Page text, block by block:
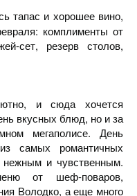
тапас и хорошее вино,
комплименты от
сет, резерв столов,
и сюда хочется
вкусных блюд, но и за
мегаполисе. День
самых романтичных
и чувственным.
от шеф-поваров,
Володко, а еще много